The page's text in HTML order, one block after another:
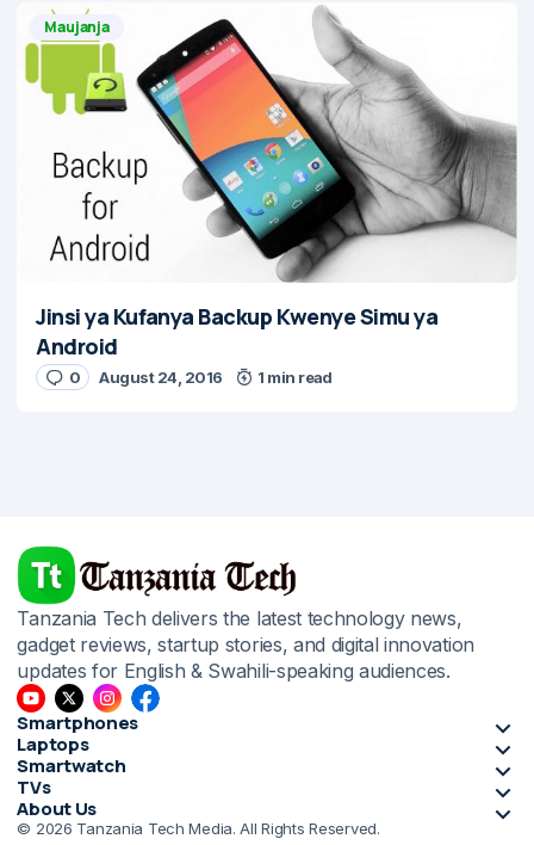
Maujanja
Jinsi ya Kufanya Backup Kwenye Simu ya
Android
0 August 24, 2016 1 min read
Tanzania Tech delivers the latest technology news,
gadget reviews, startup stories, and digital innovation
updates for English & Swahili-speaking audiences.
Smartphones
Laptops
Smartwatch
TVs
About Us
© 2026 Tanzania Tech Media. All Rights Reserved.